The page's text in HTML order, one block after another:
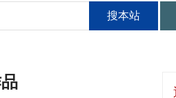
搜本站